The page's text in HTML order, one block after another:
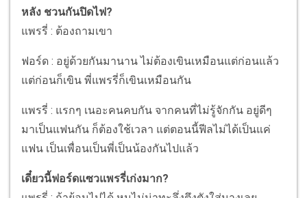
หลัง ชวนกันปิดไฟ?
แพรรี่ : ต้องถามเขา
ฟอร์ด : อยู่ด้วยกันมานาน ไม่ต้องเขินเหมือนแต่ก่อนแล้ว
แต่ก่อนก็เขิน พี่แพรรี่ก็เขินเหมือนกัน
แพรรี่ : แรกๆ เนอะคนคบกัน จากคนที่ไม่รู้จักกัน อยู่ดีๆ
มาเป็นแฟนกัน ก็ต้องใช้เวลา แต่ตอนนี้ฟีลไม่ได้เป็นแค่
แฟน เป็นเพื่อนเป็นพี่เป็นน้องกันไปแล้ว
เดี๋ยวนี้ฟอร์ดแซวแพรรี่เก่งมาก?